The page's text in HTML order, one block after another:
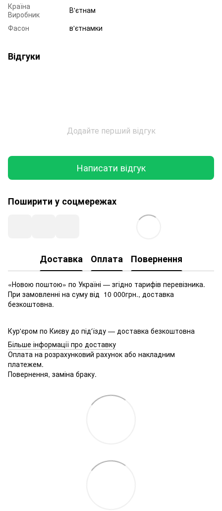
Країна
Виробник
В'єтнам
Фасон
в'єтнамки
Відгуки
Додайте перший відгук
Написати відгук
Поширити у соцмережах
Доставка Оплата Повернення
«Новою поштою» по Україні — згідно тарифів перевізника.
При замовленні на суму від 10 000грн., доставка
безкоштовна.
Кур'єром по Києву до під'їзду — доставка безкоштовна
Більше інформації про доставку
Оплата на розрахунковий рахунок або накладним
платежем.
Повернення, заміна браку.